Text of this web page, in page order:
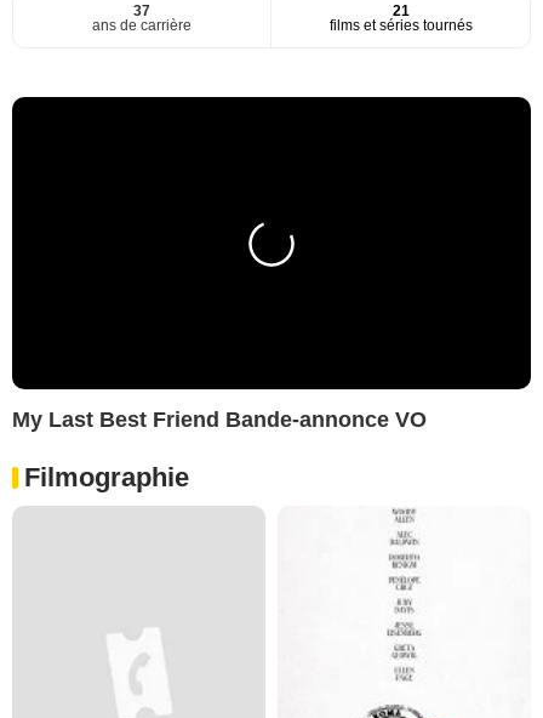
37
ans de carrière
21
films et séries tournés
My Last Best Friend Bande-annonce VO
Filmographie